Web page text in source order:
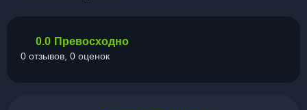
0.0 Превосходно
0 отзывов, 0 оценок